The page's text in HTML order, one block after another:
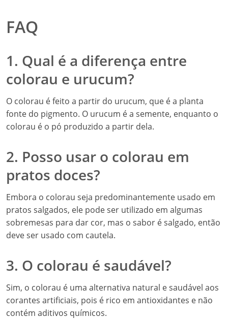
FAQ
1. Qual é a diferença entre
colorau e urucum?
O colorau é feito a partir do urucum, que é a planta
fonte do pigmento. O urucum é a semente, enquanto o
colorau é o pó produzido a partir dela.
2. Posso usar o colorau em
pratos doces?
Embora o colorau seja predominantemente usado em
pratos salgados, ele pode ser utilizado em algumas
sobremesas para dar cor, mas o sabor é salgado, então
deve ser usado com cautela.
3. O colorau é saudável?
Sim, o colorau é uma alternativa natural e saudável aos
corantes artificiais, pois é rico em antioxidantes e não
contém aditivos químicos.